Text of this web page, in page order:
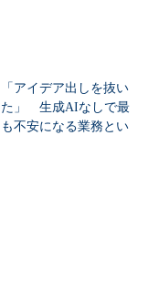
「アイデア出しを抜い
た」 生成AIなしで最
も不安になる業務とい